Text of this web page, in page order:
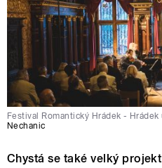
Festival Romantický Hrádek - Hrádek
Nechanic
Chystá se také velký